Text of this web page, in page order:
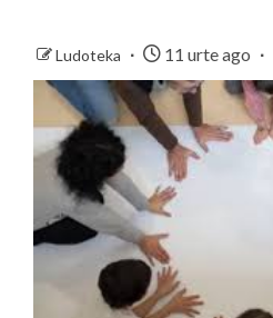
Ludoteka 11 urte ago